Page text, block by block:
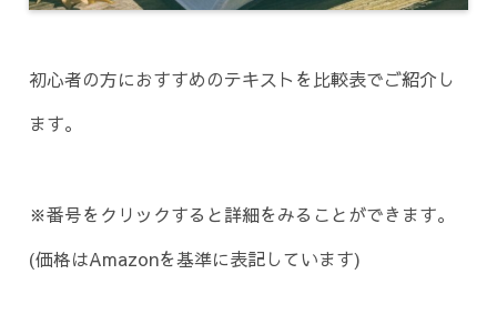
初心者の方におすすめのテキストを比較表でご紹介し
ます。
※番号をクリックすると詳細をみることができます。
(価格はAmazonを基準に表記しています)